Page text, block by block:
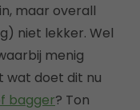
maar overall
niet lekker. Wel
menig
doet dit nu
bagger? Ton